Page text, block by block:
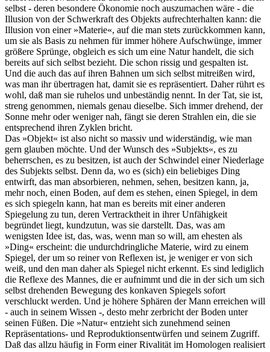
selbst - deren besondere Ökonomie noch auszumachen wäre - die
Illusion von der Schwerkraft des Objekts aufrechterhalten kann: die
Illusion von einer »Materie«, auf die man stets zurückkommen kann,
um sie als Basis zu nehmen für immer höhere Aufschwünge, immer
größere Sprünge, obgleich es sich um eine Natur handelt, die sich
bereits auf sich selbst bezieht. Die schon rissig und gespalten ist.
Und die auch das auf ihren Bahnen um sich selbst mitreißen wird,
was man ihr übertragen hat, damit sie es repräsentiert. Daher rührt es
wohl, daß man sie ruhelos und unbeständig nennt. In der Tat, sie ist,
streng genommen, niemals genau dieselbe. Sich immer drehend, der
Sonne mehr oder weniger nah, fängt sie deren Strahlen ein, die sie
entsprechend ihren Zyklen bricht.
Das »Objekt« ist also nicht so massiv und widerständig, wie man
gern glauben möchte. Und der Wunsch des »Subjekts«, es zu
beherrschen, es zu besitzen, ist auch der Schwindel einer Niederlage
des Subjekts selbst. Denn da, wo es (sich) ein beliebiges Ding
entwirft, das man absorbieren, nehmen, sehen, besitzen kann, ja,
mehr noch, einen Boden, auf dem es stehen, einen Spiegel, in dem
es sich spiegeln kann, hat man es bereits mit einer anderen
Spiegelung zu tun, deren Vertracktheit in ihrer Unfähigkeit
begründet liegt, kundzutun, was sie darstellt. Das, was am
wenigsten Idee ist, das, was, wenn man so will, am ehesten als
»Ding« erscheint: die undurchdringliche Materie, wird zu einem
Spiegel, der um so reiner von Reflexen ist, je weniger er von sich
weiß, und den man daher als Spiegel nicht erkennt. Es sind lediglich
die Reflexe des Mannes, die er aufnimmt und die in der sich um sich
selbst drehenden Bewegung des konkaven Spiegels sofort
verschluckt werden. Und je höhere Sphären der Mann erreichen will
- auch in seinem Wissen -, desto mehr zerbricht der Boden unter
seinen Füßen. Die »Natur« entzieht sich zunehmend seinen
Repräsentations- und Reproduktionsentwürfen und seinem Zugriff.
Daß das allzu häufig in Form einer Rivalität im Homologen realisiert